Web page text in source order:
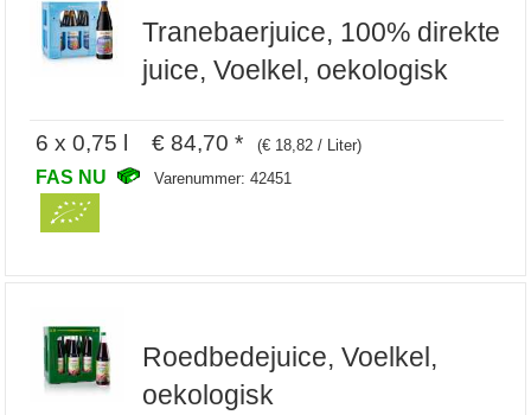
Tranebaerjuice, 100% direkte
juice, Voelkel, oekologisk
6 x 0,75 l € 84,70 * (€ 18,82 / Liter)
FAS NU Varenummer: 42451
Roedbedejuice, Voelkel,
oekologisk